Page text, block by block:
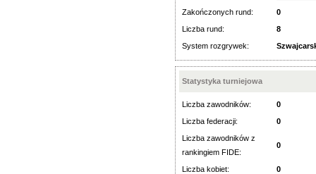
Zakończonych rund:
0
Liczba rund:
8
System rozgrywek:
Statystyka turniejowa
Liczba zawodników:
0
Liczba federacji:
0
Liczba zawodników z
rankingiem FIDE:
0
Liczba kobiet:
0